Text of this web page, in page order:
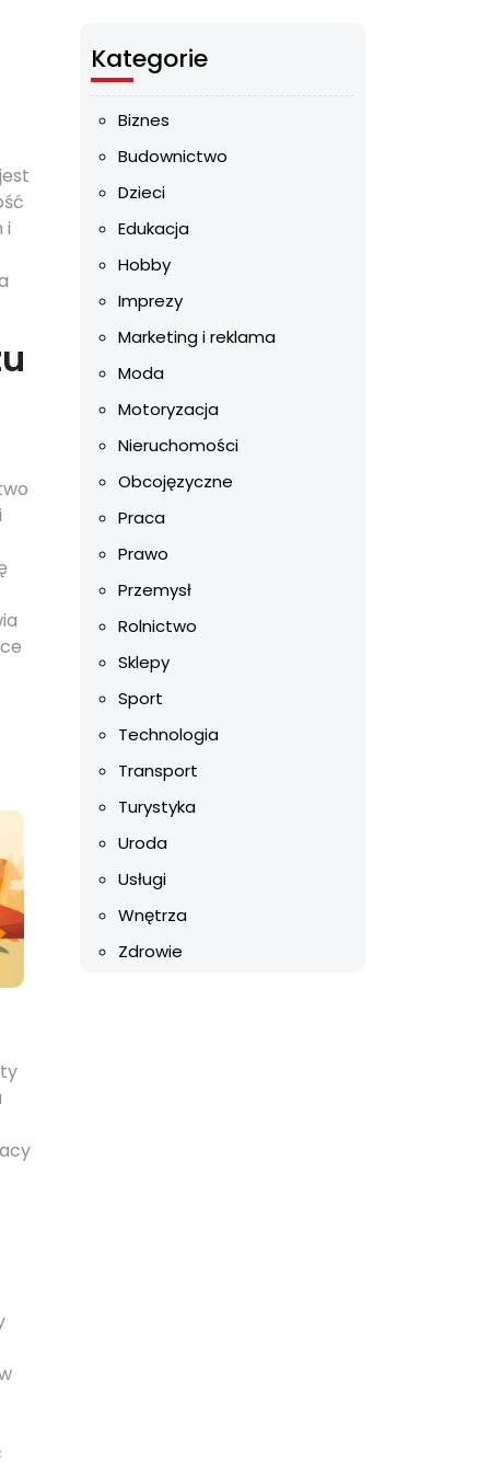
i
Kategorie
Biznes
Budownictwo
Dzieci
Edukacja
Hobby
Imprezy
Marketing i reklama
Moda
Motoryzacja
Nieruchomości
Obcojęzyczne
Praca
Prawo
Przemysł
Rolnictwo
Sklepy
Sport
Technologia
Transport
Turystyka
Uroda
Usługi
Wnętrza
Zdrowie